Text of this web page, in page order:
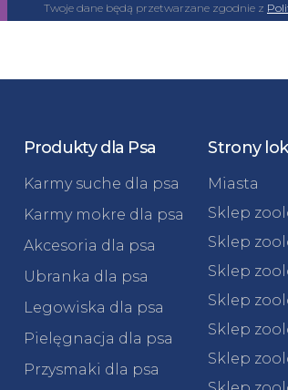
Twoje dane będą przetwarzane zgodnie z
Produkty dla Psa
Karmy suche dla psa
Karmy mokre dla psa
Akcesoria dla psa
Ubranka dla psa
Legowiska dla psa
Pielęgnacja dla psa
Przysmaki dla psa
Strony
Miasta
Sklep
Sklep
Sklep
Sklep
Sklep
Sklep